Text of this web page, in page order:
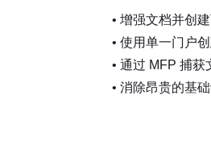
• 增强文档并创建
• 使用单一门户创
• 通过 MFP 捕获
• 消除昂贵的基础